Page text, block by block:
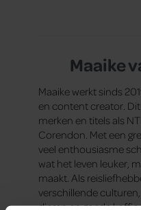
Maaike
Maaike werkt sinds
en content creator.
merken en titels als
Corendon. Met een
veel enthousiasme
wat het leven leuker,
maakt. Als
verschillende
dieren en goede koffie